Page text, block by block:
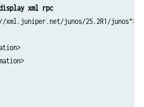
xml rpc
junos/25.2R1/junos">